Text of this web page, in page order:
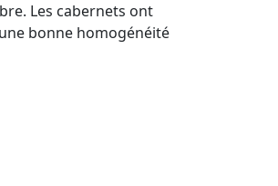
Les cabernets ont
bonne homogénéité